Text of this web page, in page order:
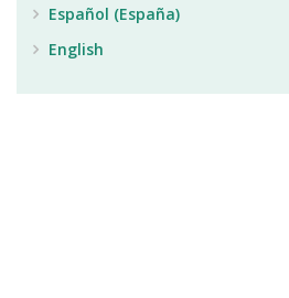
Español (España)
English